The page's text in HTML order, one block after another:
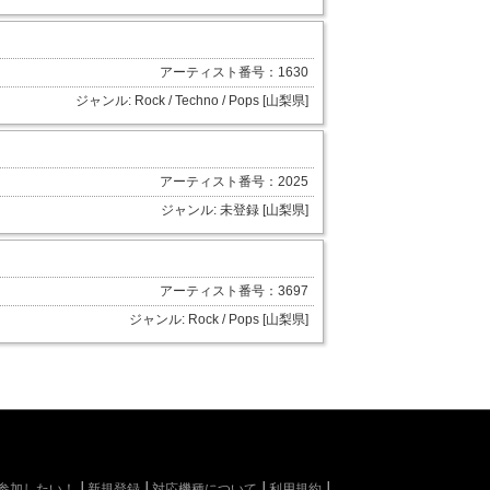
アーティスト番号：1630
ジャンル: Rock / Techno / Pops [山梨県]
アーティスト番号：2025
ジャンル: 未登録 [山梨県]
アーティスト番号：3697
ジャンル: Rock / Pops [山梨県]